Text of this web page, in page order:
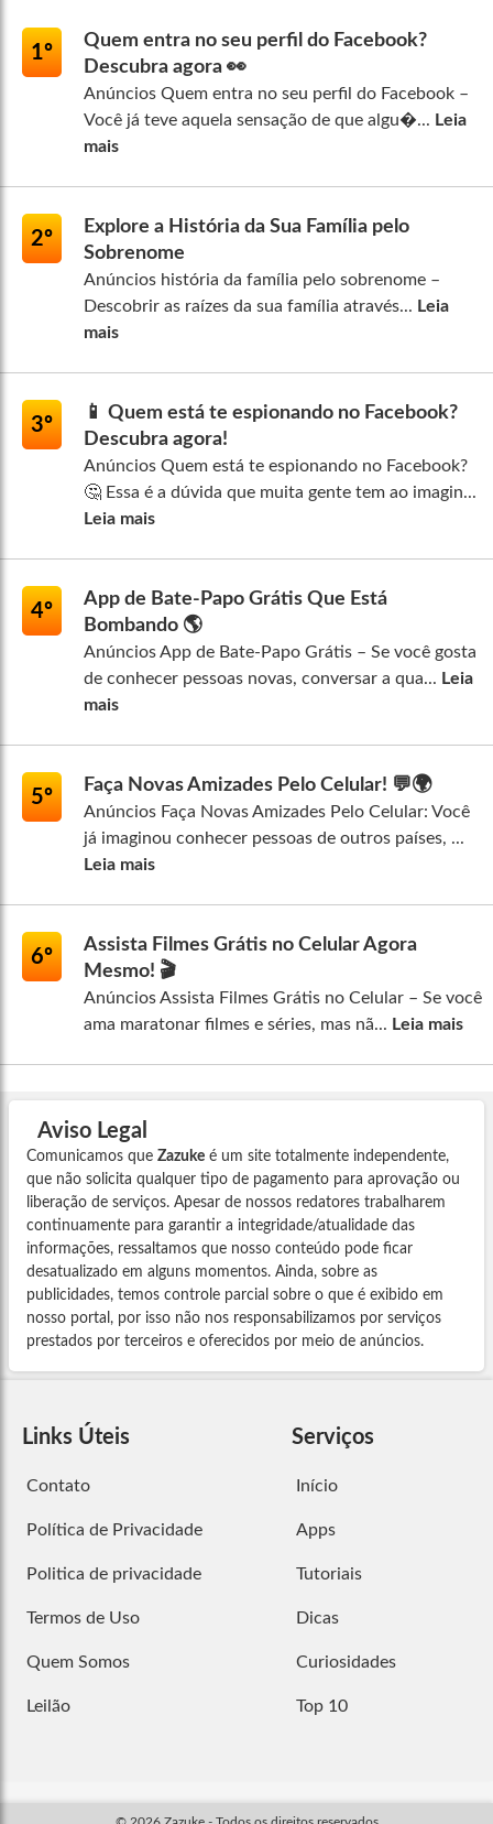
1º
Quem entra no seu perfil do Facebook?
Descubra agora 👀
Anúncios Quem entra no seu perfil do Facebook –
Você já teve aquela sensação de que algu�... Leia
mais
2º
Explore a História da Sua Família pelo
Sobrenome
Anúncios história da família pelo sobrenome –
Descobrir as raízes da sua família através... Leia
mais
3º
📱 Quem está te espionando no Facebook?
Descubra agora!
Anúncios Quem está te espionando no Facebook?
🤔 Essa é a dúvida que muita gente tem ao imagin...
Leia mais
4º
App de Bate-Papo Grátis Que Está
Bombando 🌎
Anúncios App de Bate-Papo Grátis – Se você gosta
de conhecer pessoas novas, conversar a qua... Leia
mais
5º
Faça Novas Amizades Pelo Celular! 💬🌍
Anúncios Faça Novas Amizades Pelo Celular: Você
já imaginou conhecer pessoas de outros países, ...
Leia mais
6º
Assista Filmes Grátis no Celular Agora
Mesmo! 🎬
Anúncios Assista Filmes Grátis no Celular – Se você
ama maratonar filmes e séries, mas nã... Leia mais
Aviso Legal
Comunicamos que Zazuke é um site totalmente independente,
que não solicita qualquer tipo de pagamento para aprovação ou
liberação de serviços. Apesar de nossos redatores trabalharem
continuamente para garantir a integridade/atualidade das
informações, ressaltamos que nosso conteúdo pode ficar
desatualizado em alguns momentos. Ainda, sobre as
publicidades, temos controle parcial sobre o que é exibido em
nosso portal, por isso não nos responsabilizamos por serviços
prestados por terceiros e oferecidos por meio de anúncios.
Links Úteis
Contato
Política de Privacidade
Politica de privacidade
Termos de Uso
Quem Somos
Leilão
Serviços
Início
Apps
Tutoriais
Dicas
Curiosidades
Top 10